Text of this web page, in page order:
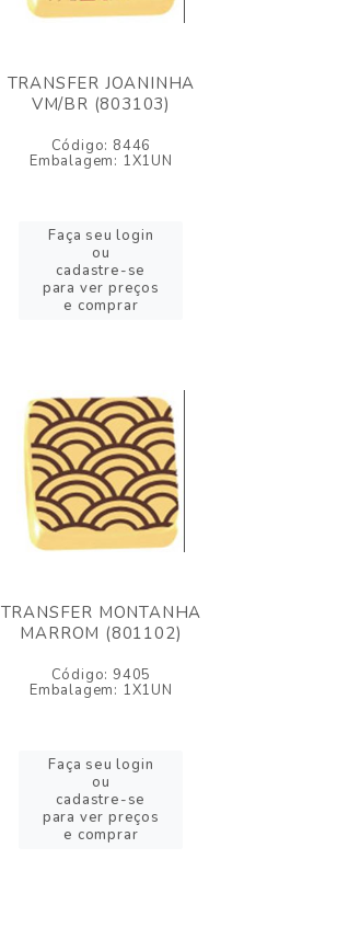
TRANSFER JOANINHA
VM/BR (803103)
Código: 8446
Embalagem: 1X1UN
Faça seu login
ou
cadastre-se
para ver preços
e comprar
TRANSFER MONTANHA
MARROM (801102)
Código: 9405
Embalagem: 1X1UN
Faça seu login
ou
cadastre-se
para ver preços
e comprar